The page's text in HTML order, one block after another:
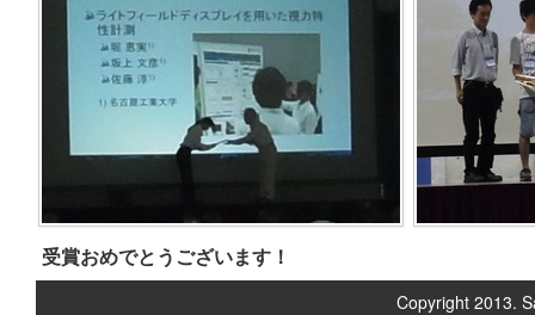
受賞おめでとうございます！
Copyright 2013.